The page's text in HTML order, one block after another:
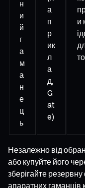
н
и
й
г
а
м
а
н
е
ц
ь
а
п
р
ик
л
а
д,
G
at
e)
и
Незалежно від
або купуйте його
зберігайте
апаратних гаманців